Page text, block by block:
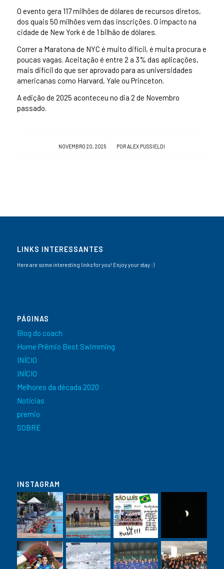
O evento gera 117 milhões de dólares de recursos diretos,
dos quais 50 milhões vem das inscrições. O impacto na
cidade de New York é de 1 bilhão de dólares.
Correr a Maratona de NYC é muito difícil, é muita procura e
poucas vagas. Aceitação é entre 2 a 3% das aplicações,
mais difícil do que ser aprovado para as universidades
americanas como Harvard, Yale ou Princeton.
A edição de 2025 aconteceu no dia 2 de Novembro
passado.
NOVEMBRO 20, 2025
/ PORALEX PUSSIELDI
LINKS INTERESSANTES
Here are some interesting links for you! Enjoy your stay :)
PÁGINAS
Blog do coach
Home Prêmio Best Swimming
INÍCIO
INÍCIO
Melhores da década 2020
Notícias
premio
SOBRE
INSTAGRAM